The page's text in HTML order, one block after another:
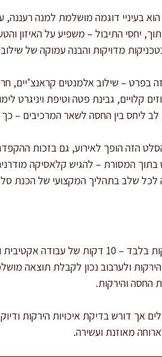
בעיניי דוגמה מושלמת למנה
יחסי התיבול – משפיע על
מדויקות והבנה עמוקה של
– שילוב אלמנטים קראנצ’יים,
קלויים, גבינת פטה וטיפת ויניגרט
ליחס בין החסה לשאר המרכיבים –
הזה הופך לאירוע, גם בזכות
המסורת – להגיש קלאסיקה
לכל שלב בתהליך המקצועי של הכנת
ולערבוב נכון לקבלת תוצאה
החסה והירקות.
אך דורש בדיקת איכויות הירקות
מאוזנת ועשירה.